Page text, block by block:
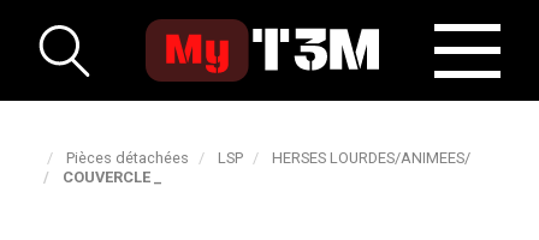
Pièces détachées LSP
HERSES LOURDES/ANIMEES/
COUVERCLE _